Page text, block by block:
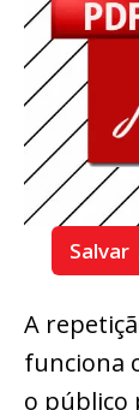
Salvar
A
funciona
o público